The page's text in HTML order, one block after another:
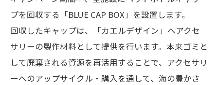
プを回収する「BLUE CAP BOX」を設置します。
回収したキャップは、「カエルデザイン」へアクセ
サリーの製作材料として提供を行います。本来ゴミと
して廃棄される資源を再活用することで、アクセサリ
ーへのアップサイクル・購入を通して、海の豊かさ